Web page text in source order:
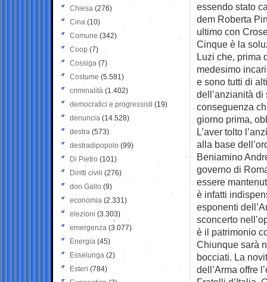
essendo stato
dem Roberta
ultimo con
Cinque è la
Luzi che, prima
medesimo
e sono tutti di
dell’anzianità
conseguenza
giorno prima,
L’aver tolto
alla base
Beniamino
governo di
essere
è infatti
esponenti
sconcerto
è il patrimonio
Chiunque sarà
bocciati. La
dell’Arma offre
Chiesa (276)
Cina (10)
Comune (342)
Coop (7)
Cossiga (7)
Costume (5.581)
criminalità (1.402)
democratici e progressisti (19)
denuncia (14.528)
destra (573)
destradipopolo (99)
Di Pietro (101)
Diritti civili (276)
don Gallo (9)
economia (2.331)
elezioni (3.303)
emergenza (3.077)
Energia (45)
Esselunga (2)
Esteri (784)